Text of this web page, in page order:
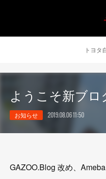
ようこそ新ブロ
お知らせ 2019.08.06 11:50
GAZOO.Blog 改め、